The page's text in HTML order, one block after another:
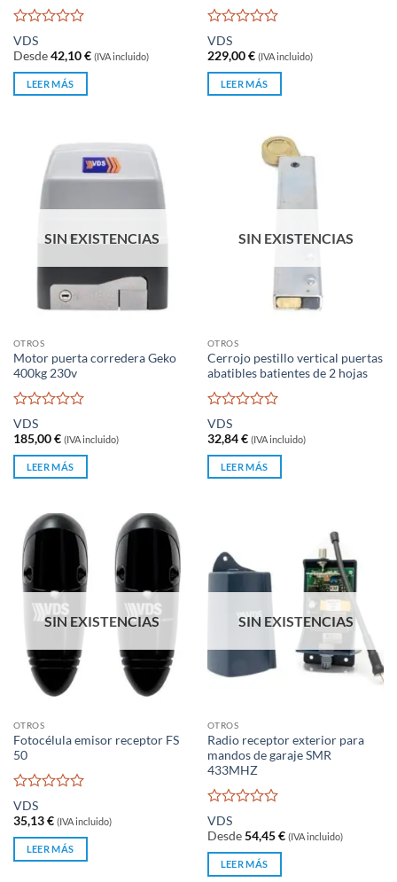
Valorado
con
0
5
VDS
Desde 42,10€ (IVA incluido)
LEER MÁS
Valorado
con
0
5
VDS
229,00€ (IVA incluido)
LEER MÁS
SIN EXISTENCIAS
OTROS
Motor puerta corredera Geko
400kg 230v
Valorado
con
0
5
VDS
185,00€ (IVA incluido)
LEER MÁS
SIN EXISTENCIAS
OTROS
Cerrojo pestillo vertical puertas
abatibles batientes de 2 hojas
Valorado
con
0
5
VDS
32,84€ (IVA incluido)
LEER MÁS
SIN EXISTENCIAS
OTROS
Fotocélula emisor receptor FS
50
Valorado
con
0
5
VDS
35,13€ (IVA incluido)
LEER MÁS
SIN EXISTENCIAS
OTROS
Radio receptor exterior para
mandos de garaje SMR
433MHZ
Valorado
con
0
5
VDS
Desde 54,45€ (IVA incluido)
LEER MÁS